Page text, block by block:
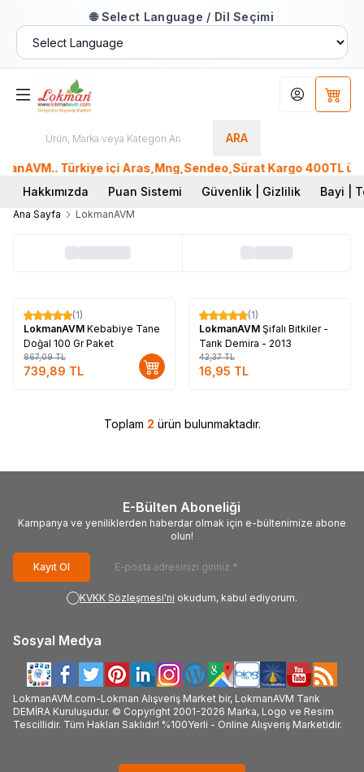
🌐 Select Language / Dil Seçimi
ARA
Hesabım
Türkiye içi Aras,Mng,Sendeo,Sürat Kargo 400TL
Hakkımızda
Puan Sistemi Güvenlik | Gizlilik Bayi |
Ana Sayfa LokmanAVM
%15
(1)
LokmanAVM Kebabiye Tane
Doğal 100 Gr Paket
867,09TL
739,89 TL
%60
(1)
LokmanAVM Şifalı Bitkiler -
Tarık Demira - 2013
42,37TL
16,95 TL
Toplam 2 ürün bulunmaktadır.
E-Bülten Aboneliği
Kampanya ve yeniliklerden haberdar olmak için e-bültenimize abone
olun!
Kayıt Ol
KVKK Sözleşmesi'ni okudum, kabul ediyorum.
Sosyal Medya
LokmanAVM.com-Lokman Alışveriş Market bir, LokmanAVM Tarık
DEMİRA Kuruluşudur. © Copyright 2001-2026 Marka, Logo ve Resim
Tescillidir. Tüm Hakları Saklıdır! %100Yerli - Online Alışveriş Marketidir.